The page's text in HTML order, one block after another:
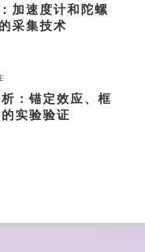
加速度计和陀螺
采集技术
：锚定效应、框
实验验证